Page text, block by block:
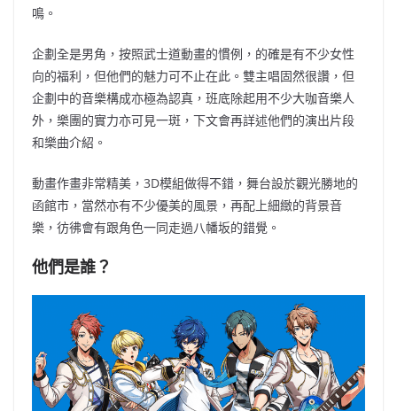
鳴。
企劃全是男角，按照武士道動畫的慣例，的確是有不少女性
向的福利 ，但他們的魅力可不止在此。 雙主唱固然很讚，但
企劃中的音樂構成亦極為認真，班底除起用不少大咖音樂人
外，樂團的實力亦可見一斑 ，下文會再詳述他們的演出片段
和樂曲介紹。
動畫作畫非常精美，3D模組做得不錯，舞台設於觀光勝地的
函館市，當然亦有不少優美的風景，再配上細緻的背景音
樂，彷彿會有跟角色一同走過八幡坂的錯覺。
他們是誰？